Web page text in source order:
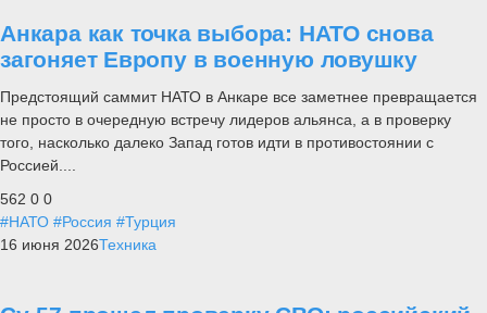
Анкара как точка выбора: НАТО снова
загоняет Европу в военную ловушку
Предстоящий саммит НАТО в Анкаре все заметнее превращается
не просто в очередную встречу лидеров альянса, а в проверку
того, насколько далеко Запад готов идти в противостоянии с
Россией....
562 0 0
#НАТО #Россия #Турция
16 июня 2026Техника